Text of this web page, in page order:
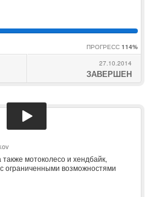
ПРОГРЕСС 114%
27.10.2014
ЗАВЕРШЕН
мотоколесо и хендбайк,
ограниченными возможностями